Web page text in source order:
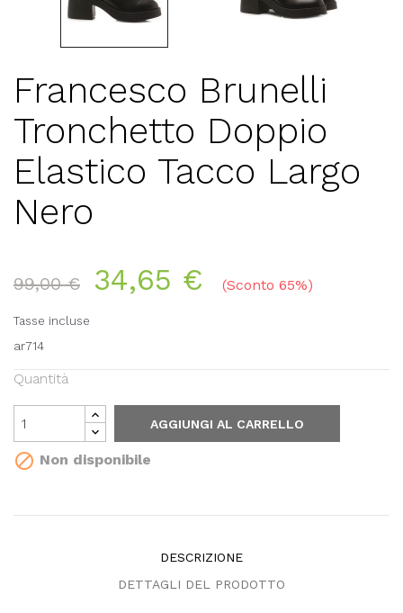
Francesco Brunelli
Tronchetto Doppio
Elastico Tacco Largo
Nero
99,00 € 34,65 € Sconto 65%
Tasse incluse
ar714
Quantità
AGGIUNGI AL CARRELLO
 Non disponibile
DESCRIZIONE
DETTAGLI DEL PRODOTTO